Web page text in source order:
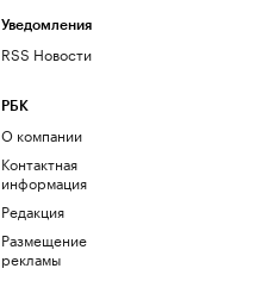
Уведомления
RSS Новости
РБК
О компании
Контактная
информация
Редакция
Размещение
рекламы